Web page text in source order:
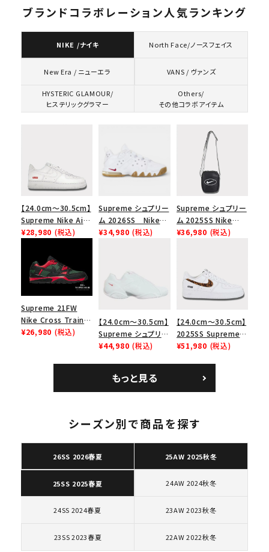
人気ワード 2026SS 2025AW 2025SS
Tシャツ・ロングスリーブ
キャップ・ハット
パーカー・クルーネック
ショルダー・ウエストバッグ
カテゴリーから探す
ブランドコラボレーション人気ランキング
NIKE /ナイキ North Face/ノースフェイス
New Era / ニューエラ VANS / ヴァンズ
HYSTERIC GLAMOUR/
ヒステリックグラマー
Others/
その他コラボアイテム
【24.0cm～30.5cm】
Supreme Nike Air
Force 1 Low シュプ
ース１スニーカー シ
ューズ ホワイト
¥28,980 (税込)
Supreme シュプリー
ム 2026SS Nike
SB Air Max 2 CB 94
¥34,980 (税込)
Supreme シュプリー
ム 2025SS Nike
Leather Shoulder
¥36,980 (税込)
Supreme 21FW
Nike Cross Trainer
Low ナイキクロスト
¥26,980 (税込)
【24.0cm～30.5cm】
Supreme シュプリー
ム 2023AW Nike
カー ホワイト 白
¥44,980 (税込)
【24.0cm～30.5cm】
2025SS Supreme
GOODENOUGH
ムグッドイナフ ナイキ
エアフォース１スニー
ト
¥51,980 (税込)
もっと見る
シーズン別で商品を探す
26SS 2026春夏 25AW 2025秋冬
25SS 2025春夏 24AW 2024秋冬
24SS 2024春夏 23AW 2023秋冬
23SS 2023春夏 22AW 2022秋冬